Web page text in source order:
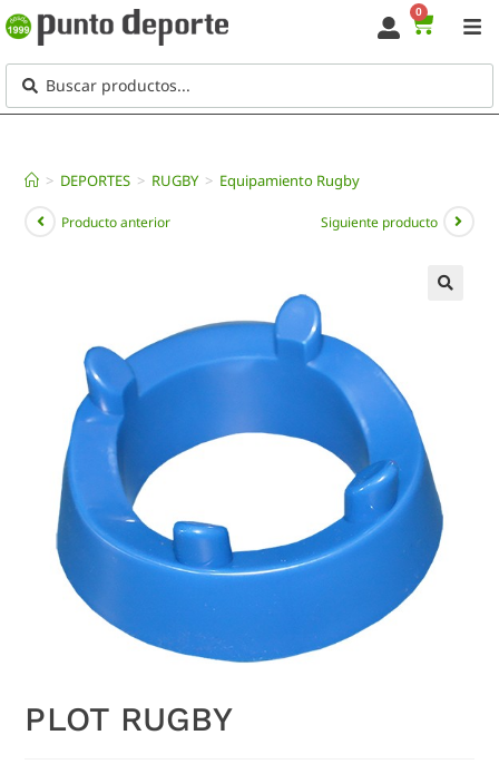
0
> DEPORTES > RUGBY > Equipamiento Rugby
Producto anterior Siguiente producto
PLOT RUGBY